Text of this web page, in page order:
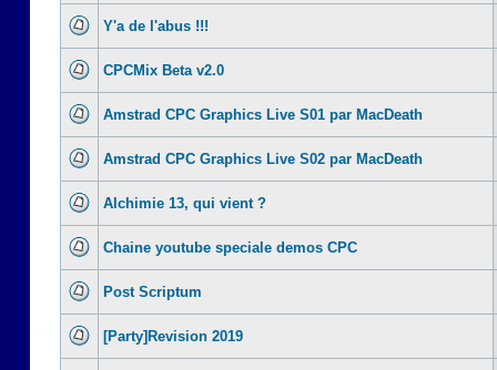
Y'a de l'abus !!!
CPCMix Beta v2.0
Amstrad CPC Graphics Live S01 par MacDeath
Amstrad CPC Graphics Live S02 par MacDeath
Alchimie 13, qui vient ?
Chaine youtube speciale demos CPC
Post Scriptum
[Party]Revision 2019